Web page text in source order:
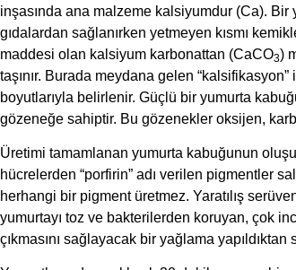
inşasında ana malzeme kalsiyumdur (Ca). Bir
gıdalardan sağlanırken yetmeyen kısmı
maddesi olan kalsiyum karbonattan (CaCO3)
taşınır. Burada meydana gelen
boyutlarıyla belirlenir. Güçlü bir yumurta
gözeneğe sahiptir. Bu gözenekler oksijen,
Üretimi tamamlanan yumurta kabuğunun
hücrelerden “porfirin” adı verilen pigmentler
herhangi bir pigment üretmez. Yaratılış
yumurtayı toz ve bakterilerden koruyan, çok
çıkmasını sağlayacak bir yağlama